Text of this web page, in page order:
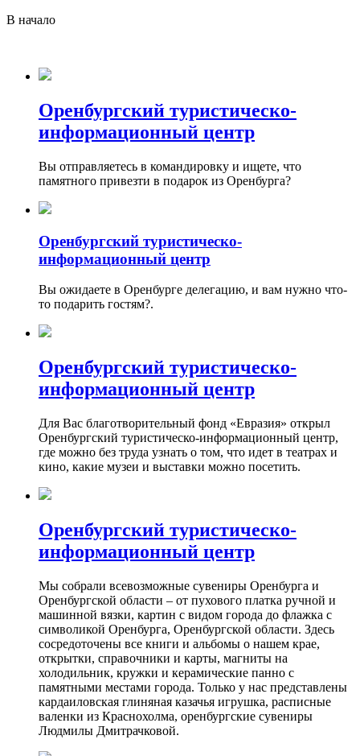
В начало
Оренбургский туристическо-
информационный центр
Вы отправляетесь в командировку и ищете, что
памятного привезти в подарок из Оренбурга?
Оренбургский туристическо-
информационный центр
Вы ожидаете в Оренбурге делегацию, и вам нужно что-
то подарить гостям?.
Оренбургский туристическо-
информационный центр
Для Вас благотворительный фонд «Евразия» открыл
Оренбургский туристическо-информационный центр,
где можно без труда узнать о том, что идет в театрах и
кино, какие музеи и выставки можно посетить.
Оренбургский туристическо-
информационный центр
Мы собрали всевозможные сувениры Оренбурга и
Оренбургской области – от пухового платка ручной и
машинной вязки, картин с видом города до флажка с
символикой Оренбурга, Оренбургской области. Здесь
сосредоточены все книги и альбомы о нашем крае,
открытки, справочники и карты, магниты на
холодильник, кружки и керамические панно с
памятными местами города. Только у нас представлены
кардаиловская глиняная казачья игрушка, расписные
валенки из Краснохолма, оренбургские сувениры
Людмилы Дмитрачковой.